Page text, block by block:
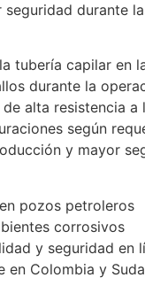
durante
tubería capilar en
durante la
alta resistencia a
según
y mayor
pozos petroleros
corrosivos
y seguridad en
en Colombia y